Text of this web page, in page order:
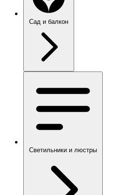
Сад и балкон
Светильники и люстры